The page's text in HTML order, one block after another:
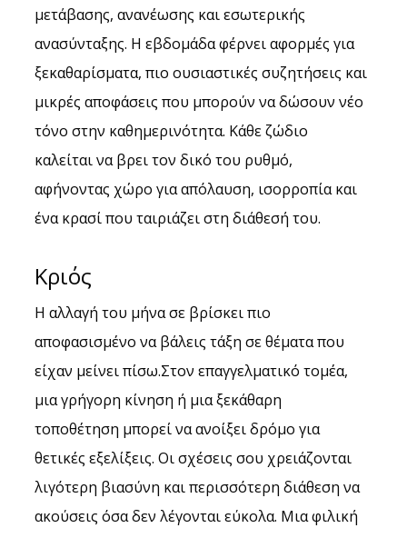
μετάβασης, ανανέωσης και εσωτερικής
ανασύνταξης. Η εβδομάδα φέρνει αφορμές για
ξεκαθαρίσματα, πιο ουσιαστικές συζητήσεις και
μικρές αποφάσεις που μπορούν να δώσουν νέο
τόνο στην καθημερινότητα. Κάθε ζώδιο
καλείται να βρει τον δικό του ρυθμό,
αφήνοντας χώρο για απόλαυση, ισορροπία και
ένα κρασί που ταιριάζει στη διάθεσή του.
Κριός
Η αλλαγή του μήνα σε βρίσκει πιο
αποφασισμένο να βάλεις τάξη σε θέματα που
είχαν μείνει πίσω.Στον επαγγελματικό τομέα,
μια γρήγορη κίνηση ή μια ξεκάθαρη
τοποθέτηση μπορεί να ανοίξει δρόμο για
θετικές εξελίξεις. Οι σχέσεις σου χρειάζονται
λιγότερη βιασύνη και περισσότερη διάθεση να
ακούσεις όσα δεν λέγονται εύκολα. Μια φιλική